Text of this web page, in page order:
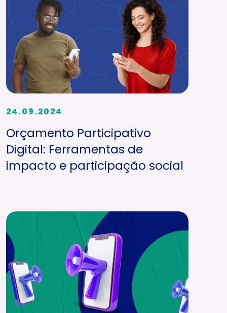
24.09.2024
Orçamento Participativo
Digital: Ferramentas de
impacto e participação social